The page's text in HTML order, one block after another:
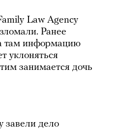
Law Agency
Ранее
там информацию
уклоняться
занимается дочь
завели дело